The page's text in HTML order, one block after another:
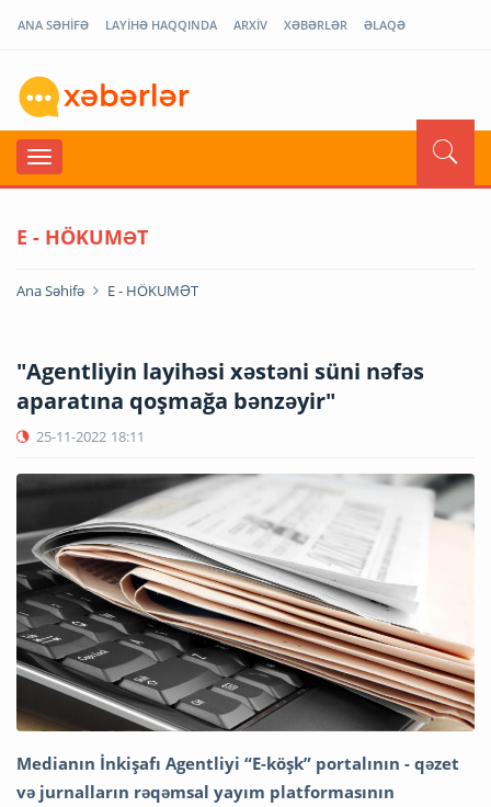
ANA SƏHİFƏ LAYİHƏ HAQQINDA ARXİV XƏBƏRLƏR ƏLAQƏ
E - HÖKUMƏT
Ana Səhifə E - HÖKUMƏT
"Agentliyin layihəsi xəstəni süni nəfəs
aparatına qoşmağa bənzəyir"
25-11-2022 18:11
Medianın İnkişafı Agentliyi “E-köşk” portalının - qəzet
və jurnalların rəqəmsal yayım platformasının